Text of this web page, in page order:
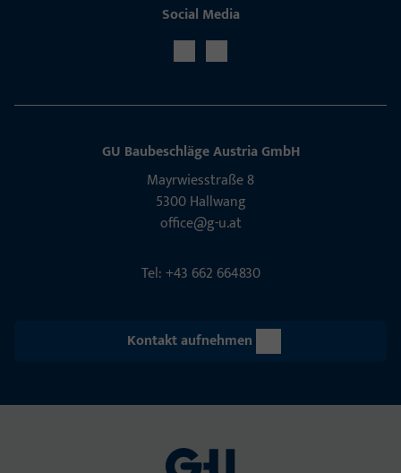
Social Media
GU Baubeschläge Aus­tria GmbH
Mayrwies­straße 8
5300 Hall­wang
office@g-u.at
Tel: +43 662 664830
Kontakt aufnehmen